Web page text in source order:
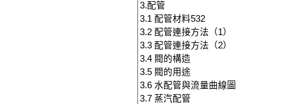
3.配管
3.1 配管材料532
3.2 配管連接方法（1）
3.3 配管連接方法（2）
3.4 閥的構造
3.5 閥的用途
3.6 水配管與流量曲線圖
3.7 蒸汽配管